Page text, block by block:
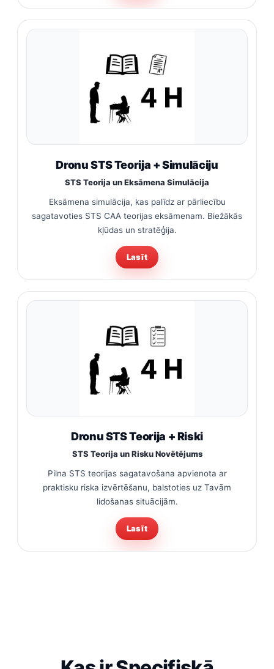
Dronu STS Teorija + Simulāciju
STS Teorija un Eksāmena Simulācija
Eksāmena simulācija, kas palīdz ar pārliecību
sagatavoties STS CAA teorijas eksāmenam. Biežākās
kļūdas un stratēģija.
Lasīt
Dronu STS Teorija + Riski
STS Teorija un Risku Novētējums
Pilna STS teorijas sagatavošana apvienota ar
praktisku riska izvērtēšanu, balstoties uz Tavām
lidošanas situācijām.
Lasīt